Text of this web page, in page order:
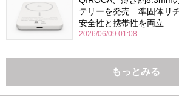
テリーを発売 準固体リ
安全性と携帯性を両立
2026/06/09 01:08
もっとみる